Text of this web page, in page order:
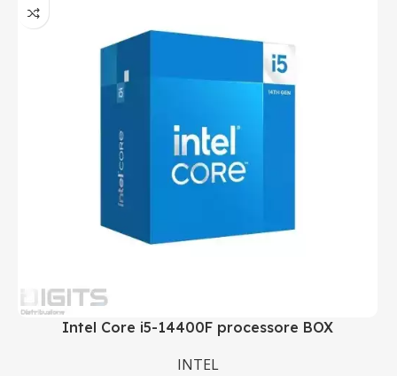
Intel Core i5-14400F processore BOX
INTEL